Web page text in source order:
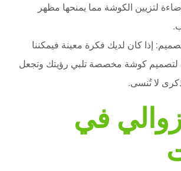
لتزيين الكوشة مما يمنحها مظهر
إذا كان لديك فكرة معينة فيمكننا
لتصميم كوشة مخصصة تلبي رؤيتك وتجعل
لا تُنسى.
في